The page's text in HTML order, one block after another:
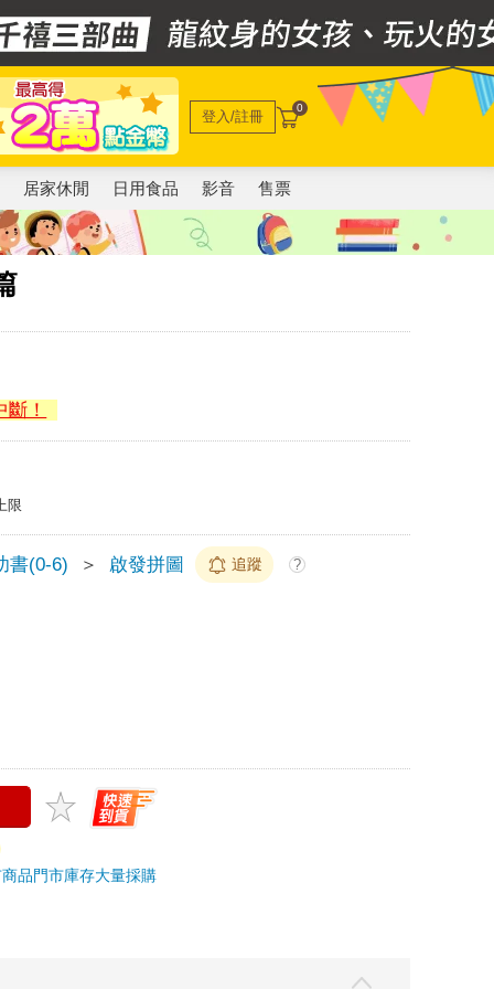
登入/註冊 0
居家休閒 日用食品 影音 售票
！
限
書(0-6) ＞ 啟發拼圖 追蹤 ?
品門市庫存大量採購